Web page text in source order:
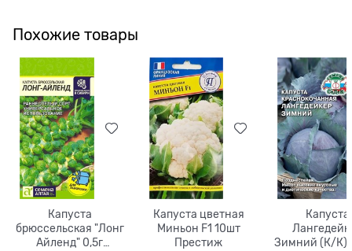
Похожие товары
Капуста
брюссельская "Лонг
Айленд" 0,5г
Капуста цветная
Миньон F1 10шт
Престиж
Капуста
Зимний (К/К)